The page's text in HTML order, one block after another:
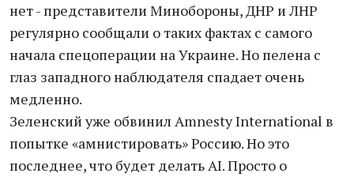
нет - представители Минобороны, ДНР и ЛНР
регулярно сообщали о таких фактах с самого
начала спецоперации на Украине. Но пелена с
глаз западного наблюдателя спадает очень
медленно.
Зеленский уже обвинил Amnesty International в
попытке «амнистировать» Россию. Но это
последнее, что будет делать AI. Просто о